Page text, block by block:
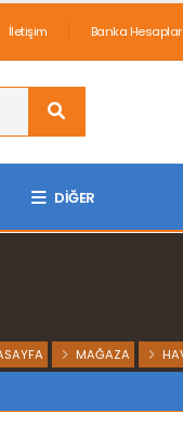
İletişim Banka
DIĞER
MAĞAZA